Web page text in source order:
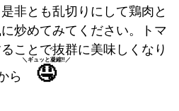
非とも乱切りにして鶏肉と
炒めてみてください。トマ
ことで抜群に美味しくなり
ら
🤤
＼ギュッと凝縮‼️／